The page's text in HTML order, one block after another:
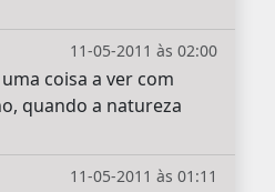
11-05-2011 às 02:00
coisa a ver com
quando a natureza
11-05-2011 às 01:11